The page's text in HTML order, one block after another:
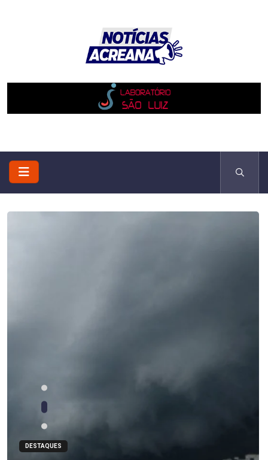
DESTAQUES